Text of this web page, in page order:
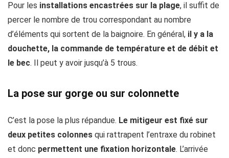
Pour les installations encastrées sur la plage, il suffit de
percer le nombre de trou correspondant au nombre
d’éléments qui sortent de la baignoire. En général, il y a la
douchette, la commande de température et de débit et
le bec. Il peut y avoir jusqu’à 5 trous.
La pose sur gorge ou sur colonnette
C’est la pose la plus répandue. Le mitigeur est fixé sur
deux petites colonnes qui rattrapent l’entraxe du robinet
et donc permettent une fixation horizontale. L’arrivée